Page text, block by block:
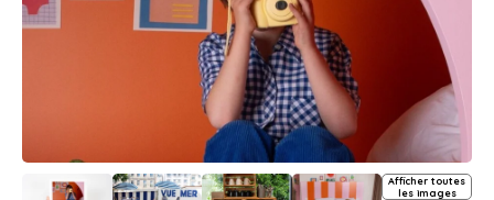
Afficher toutes
les images